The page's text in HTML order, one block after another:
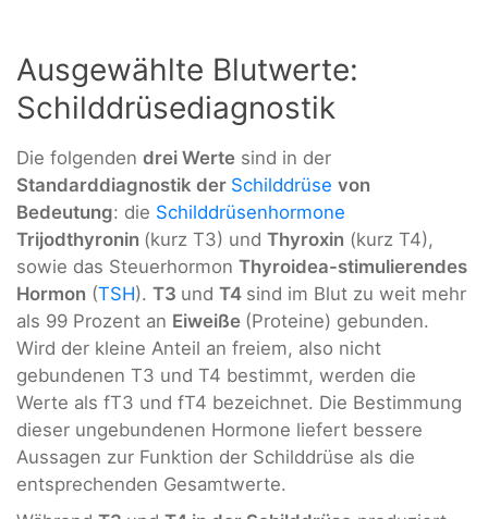
Ausgewählte Blutwerte:
Schilddrüsediagnostik
Die folgenden drei Werte sind in der
Standarddiagnostik der Schilddrüse von
Bedeutung: die Schilddrüsenhormone
Trijodthyronin (kurz T3) und Thyroxin (kurz T4),
sowie das Steuerhormon Thyroidea-stimulierendes
Hormon (TSH). T3 und T4 sind im Blut zu weit mehr
als 99 Prozent an Eiweiße (Proteine) gebunden.
Wird der kleine Anteil an freiem, also nicht
gebundenen T3 und T4 bestimmt, werden die
Werte als fT3 und fT4 bezeichnet. Die Bestimmung
dieser ungebundenen Hormone liefert bessere
Aussagen zur Funktion der Schilddrüse als die
entsprechenden Gesamtwerte.